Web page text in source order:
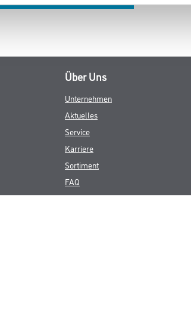
Über Uns
Unternehmen
Aktuelles
Service
Karriere
Sortiment
FAQ